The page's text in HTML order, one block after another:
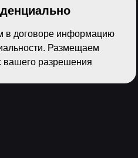
в договоре информацию
Размещаем
вашего разрешения